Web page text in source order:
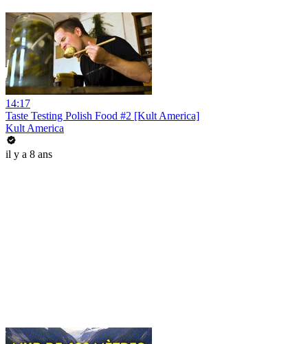
14:17
Taste Testing Polish Food #2 [Kult America]
Kult America
il y a 8 ans